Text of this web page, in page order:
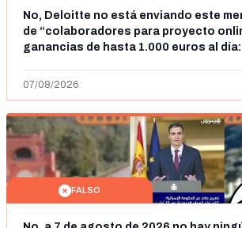
No, Deloitte no está enviando este
de “colaboradores para proyecto
ganancias de hasta 1.000 euros al
07/08/2026
FALSO